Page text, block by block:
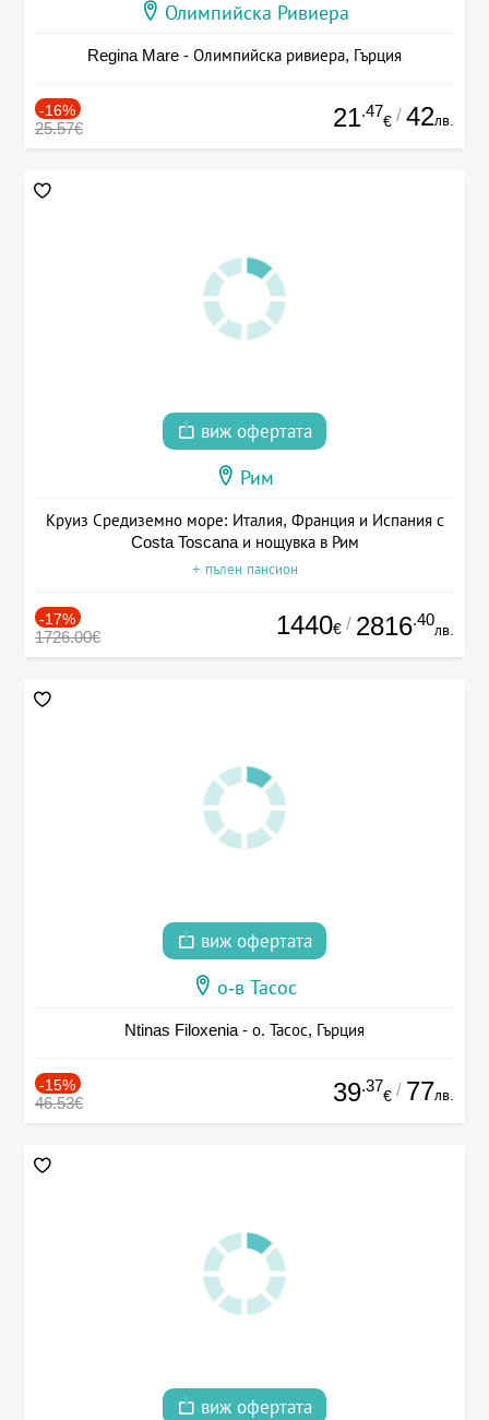
Олимпийска Ривиера
Regina Mare - Олимпийска ривиера, Гърция
-16%
25.57€ 21.47
€ / 42лв.
виж офертата
Рим
Круиз Средиземно море: Италия, Франция и Испания с
Costa Toscana и нощувка в Рим
+ пълен пансион
-17%
1726.00€ 1440€ / 2816.40
лв.
виж офертата
о-в Тасос
Ntinas Filoxenia - о. Тасос, Гърция
-15%
46.53€ 39.37
€ / 77лв.
виж офертата